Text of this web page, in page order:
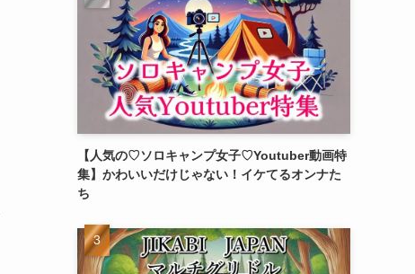
【人気の♡ソロキャンプ女子♡Youtuber動画特
集】かわいいだけじゃない！イケてるオンナた
ち